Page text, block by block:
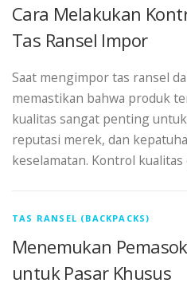
Cara Melakukan
Tas Ransel Impor
Saat mengimpor tas ransel
memastikan bahwa produk
kualitas sangat penting
reputasi merek, dan
keselamatan. Kontrol kualitas
TAS RANSEL (BACKPACKS)
Menemukan
untuk Pasar Khusus